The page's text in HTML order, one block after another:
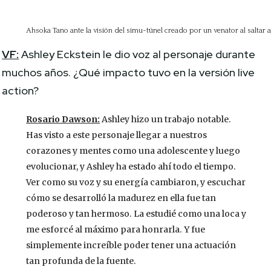
Ahsoka Tano ante la visión del simu-túnel creado por un venator al saltar
VF: Ashley Eckstein le dio voz al personaje durante
muchos años. ¿Qué impacto tuvo en la versión live
action?
Rosario Dawson: Ashley hizo un trabajo notable.
Has visto a este personaje llegar a nuestros
corazones y mentes como una adolescente y luego
evolucionar, y Ashley ha estado ahí todo el tiempo.
Ver como su voz y su energía cambiaron, y escuchar
cómo se desarrolló la madurez en ella fue tan
poderoso y tan hermoso. La estudié como una loca y
me esforcé al máximo para honrarla. Y fue
simplemente increíble poder tener una actuación
tan profunda de la fuente.